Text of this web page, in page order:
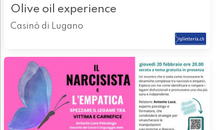
Olive oil experience
Casinò di Lugano